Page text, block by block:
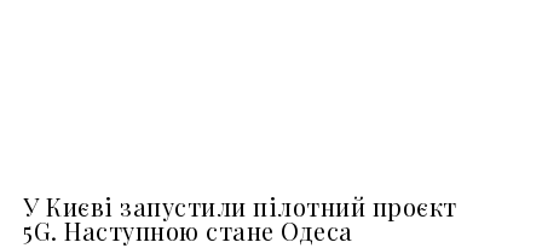
У Києві запустили пілотний проєкт
5G. Наступною стане Одеса